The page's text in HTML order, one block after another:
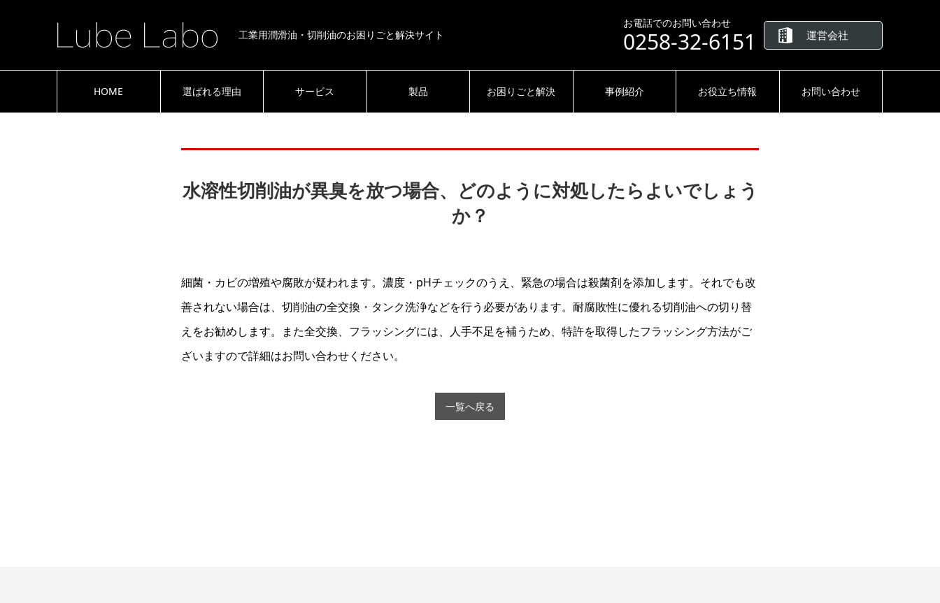
工業用潤滑油・切削油のお困りごと解決サイト
お電話でのお問い合わせ
0258-32-6151 運営会社
HOME 選ばれる理由 サービス 製品 お困りごと解決 事例紹介 お役立ち情報 お問い合わせ
水溶性切削油が異臭を放つ場合、どのように対処したらよいでしょう
か？
細菌・カビの増殖や腐敗が疑われます。濃度・pHチェックのうえ、緊急の場合は殺菌剤を添加します。それでも改
善されない場合は、切削油の全交換・タンク洗浄などを行う必要があります。耐腐敗性に優れる切削油への切り替
えをお勧めします。また全交換、フラッシングには、人手不足を補うため、特許を取得したフラッシング方法がご
ざいますので詳細はお問い合わせください。
一覧へ戻る